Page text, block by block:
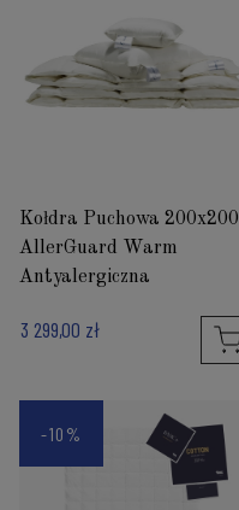
Kołdra Puchowa 200x200
AllerGuard Warm
Antyalergiczna
3 299,00 zł
-10%